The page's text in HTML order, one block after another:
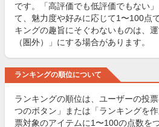
です。「高評価でも低評価でもない
て、魅力度や好みに応じて1〜100点
キングの趣旨にそぐわないものは、
（圏外）」にする場合があります。
ランキングの順位について
ランキングの順位は、ユーザーの投
つのボタン」または「ランキングを
票対象のアイテムに1〜100の点数を